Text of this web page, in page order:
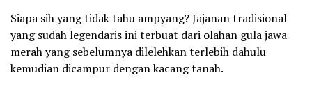
Siapa sih yang tidak tahu ampyang? Jajanan tradisional
yang sudah legendaris ini terbuat dari olahan gula jawa
merah yang sebelumnya dilelehkan terlebih dahulu
kemudian dicampur dengan kacang tanah.